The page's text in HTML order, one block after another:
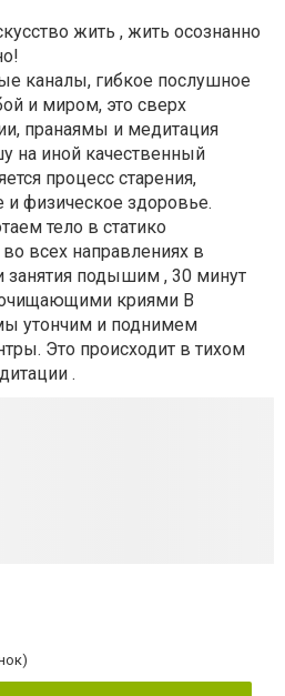
жить , жить осознанно
каналы, гибкое послушное
и миром, это сверх
пранаямы и медитация
на иной качественный
процесс старения,
и физическое здоровье.
тело в статико
всех направлениях в
занятия подышим , 30 минут
очищающими криями В
утончим и поднимем
Это происходит в тихом
.